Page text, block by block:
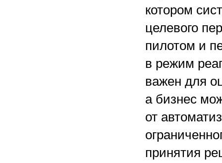
котором
целевого
пилотом и
в режим
важен для
а бизнес
от
принятия